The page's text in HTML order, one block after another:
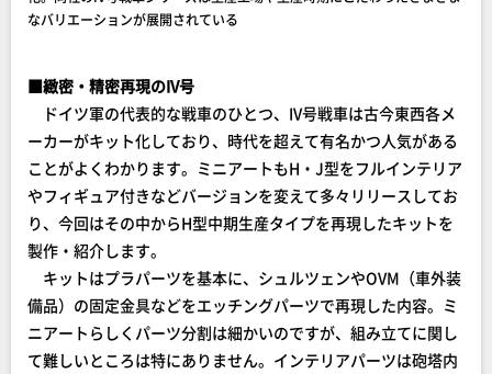
なバリエーションが展開されている
■緻密・精密再現のIV号
ドイツ軍の代表的な戦車のひとつ、IV号戦車は古今東西各メ
ーカーがキット化しており、時代を超えて有名かつ人気がある
ことがよくわかります。ミニアートもH・J型をフルインテリア
やフィギュア付きなどバージョンを変えて多々リリースしてお
り、今回はその中からH型中期生産タイプを再現したキットを
製作・紹介します。
キットはプラパーツを基本に、シュルツェンやOVM（車外装
備品）の固定金具などをエッチングパーツで再現した内容。ミ
ニアートらしくパーツ分割は細かいのですが、組み立てに関し
て難しいところは特にありません。インテリアパーツは砲塔内